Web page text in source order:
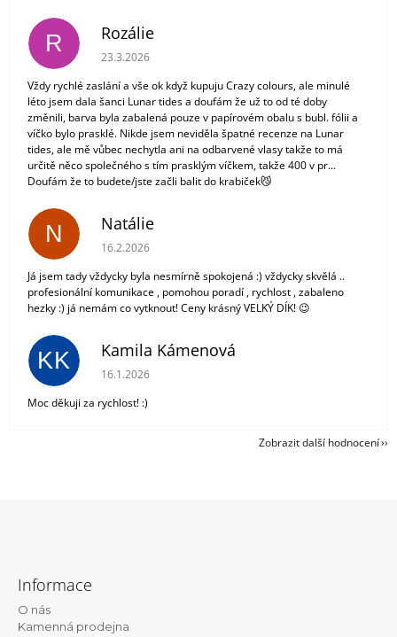
R Rozálie
Hodnocení obchodu je 3 z 5 hvězdiček.
23.3.2026
Vždy rychlé zaslání a vše ok když kupuju Crazy colours, ale minulé
léto jsem dala šanci Lunar tides a doufám že už to od té doby
změnili, barva byla zabalená pouze v papírovém obalu s bubl. fólii a
víčko bylo prasklé. Nikde jsem neviděla špatné recenze na Lunar
tides, ale mě vůbec nechytla ani na odbarvené vlasy takže to má
určitě něco společného s tím prasklým víčkem, takže 400 v pr...
Doufám že to budete/jste začli balit do krabiček😼
N Natálie
Hodnocení obchodu je 5 z 5 hvězdiček.
16.2.2026
Já jsem tady vždycky byla nesmírně spokojená :) vždycky skvělá ..
profesionální komunikace , pomohou poradí , rychlost , zabaleno
hezky :) já nemám co vytknout! Ceny krásný VELKÝ DÍK! 😉
KK Kamila Kámenová
Hodnocení obchodu je 5 z 5 hvězdiček.
16.1.2026
Moc děkuji za rychlost! :)
Zobrazit další hodnocení
Informace
O nás
Kamenná prodejna